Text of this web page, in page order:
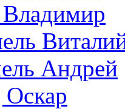
Андрей